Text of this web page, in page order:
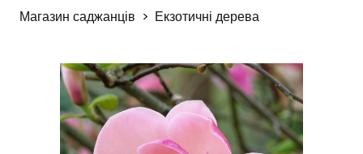
Магазин саджанців Екзотичні дерева